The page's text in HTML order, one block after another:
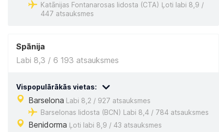
Katānijas Fontanarosas lidosta (CTA) Ļoti labi 8,9 /
447 atsauksmes
Spānija
Labi 8,3 / 6 193 atsauksmes
Vispopulārākās vietas:
Barselona Labi 8,2 / 927 atsauksmes
Barselonas lidosta (BCN) Labi 8,4 / 784 atsauksmes
Benidorma Ļoti labi 8,9 / 43 atsauksmes